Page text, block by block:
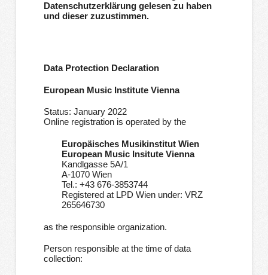
Datenschutzerklärung gelesen zu haben
und dieser zuzustimmen.
Data Protection Declaration
European Music Institute Vienna
Status: January 2022
Online registration is operated by the
Europäisches Musikinstitut Wien
European Music Insitute Vienna
Kandlgasse 5A/1
A-1070 Wien
Tel.: +43 676-3853744
Registered at LPD Wien under: VRZ
265646730
as the responsible organization.
Person responsible at the time of data
collection: